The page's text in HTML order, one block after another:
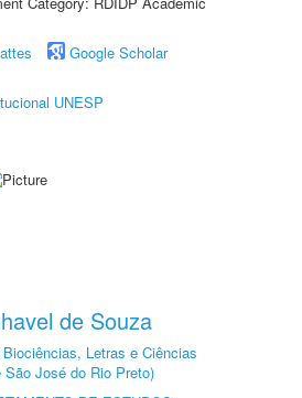
Google Scholar
UNESP
de Souza
Letras e Ciências
José do Rio Preto)